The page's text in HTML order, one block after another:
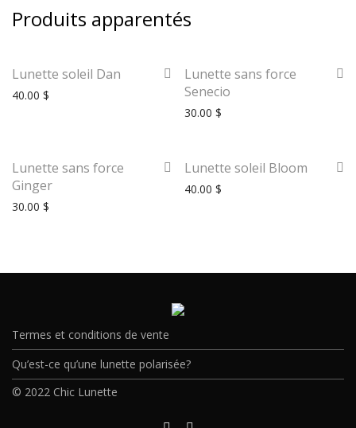
Produits apparentés
Lunette soleil Dan
40.00 $
Lunette sans force
Senecio
30.00 $
Lunette sans force
Ginger
30.00 $
Lunette soleil Bloom
40.00 $
Termes et conditions de vente
Qu’est-ce qu’une lunette polarisée?
© 2022 Chic Lunette